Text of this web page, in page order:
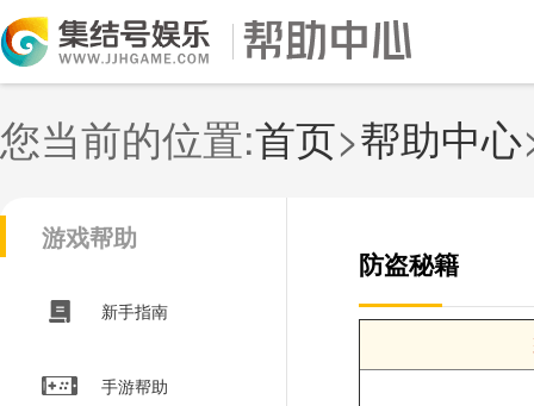
您当前的位置:首页>帮助中心
游戏帮助
新手指南
手游帮助
防盗秘籍